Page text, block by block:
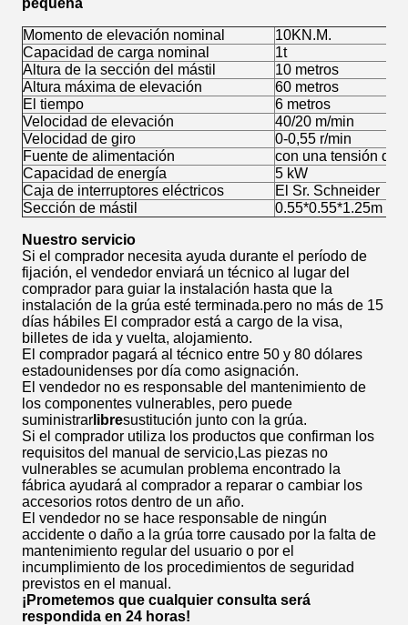
pequeña
Momento de elevación nominal
10KN.M.
Capacidad de carga nominal
1t
Altura de la sección del mástil
10 metros
Altura máxima de elevación
60 metros
El tiempo
6 metros
Velocidad de elevación
40/20 m/min
Velocidad de giro
0-0,55 r/min
Fuente de alimentación
con una tensión de
Capacidad de energía
5 kW
Caja de interruptores eléctricos
El Sr. Schneider
Sección de mástil
0.55*0.55*1.25m
Nuestro servicio
Si el comprador necesita ayuda durante el período de
fijación, el vendedor enviará un técnico al lugar del
comprador para guiar la instalación hasta que la
instalación de la grúa esté terminada.pero no más de 15
días hábiles El comprador está a cargo de la visa,
billetes de ida y vuelta, alojamiento.
El comprador pagará al técnico entre 50 y 80 dólares
estadounidenses por día como asignación.
El vendedor no es responsable del mantenimiento de
los componentes vulnerables, pero puede
suministrar libresustitución junto con la grúa.
Si el comprador utiliza los productos que confirman los
requisitos del manual de servicio,Las piezas no
vulnerables se acumulan problema encontrado la
fábrica ayudará al comprador a reparar o cambiar los
accesorios rotos dentro de un año.
El vendedor no se hace responsable de ningún
accidente o daño a la grúa torre causado por la falta de
mantenimiento regular del usuario o por el
incumplimiento de los procedimientos de seguridad
previstos en el manual.
¡Prometemos que cualquier consulta será
respondida en 24 horas!